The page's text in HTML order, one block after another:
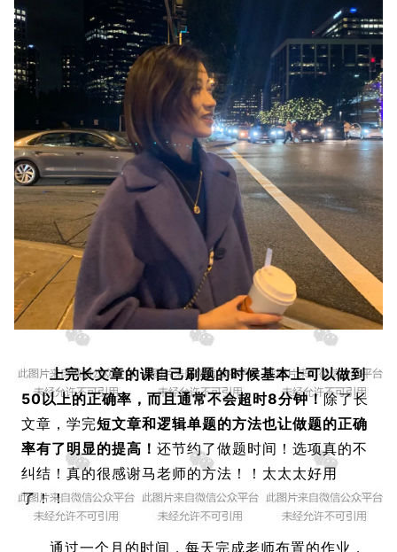
上完长文章的课自己刷题的时候基本上可以做到
50以上的正确率，而且通常不会超时8分钟！除了长
文章，学完短文章和逻辑单题的方法也让做题的正确
率有了明显的提高！ 还节约了做题时间！选项真的不
纠结！真的很感谢马老师的方法！！太太太好用
了！！
通过一个月的时间，每天完成老师布置的作业，